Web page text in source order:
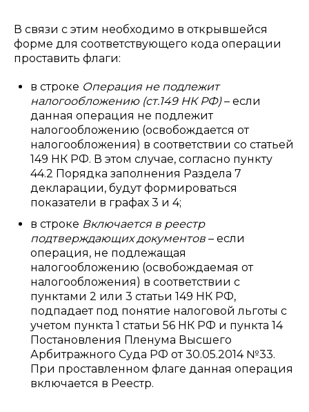
В связи с этим необходимо в открывшейся
форме для соответствующего кода операции
проставить флаги:
в строке Операция не подлежит
налогообложению (ст.149 НК РФ)– если
данная операция не подлежит
налогообложению (освобождается от
налогообложения) в соответствии со статьей
149 НК РФ. В этом случае, согласно пункту
44.2 Порядка заполнения Раздела 7
декларации, будут формироваться
показатели в графах 3 и 4;
в строке Включается в реестр
подтверждающих документов – если
операция, не подлежащая
налогообложению (освобождаемая от
налогообложения) в соответствии с
пунктами 2 или 3 статьи 149 НК РФ,
подпадает под понятие налоговой льготы с
учетом пункта 1 статьи 56 НК РФ и пункта 14
Постановления Пленума Высшего
Арбитражного Суда РФ от 30.05.2014 №33.
При проставленном флаге данная операция
включается в Реестр.